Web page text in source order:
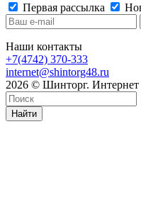
Первая рассылка
Наши контакты
+7(4742) 370-333
internet@shintorg48.ru
2026 © Шинторг. Интернет
Найти